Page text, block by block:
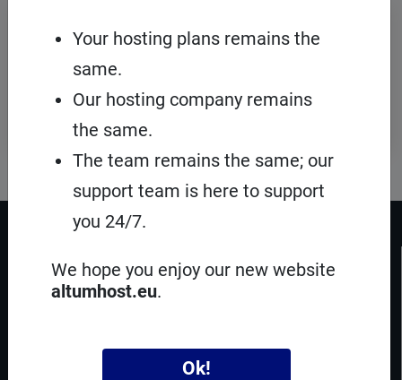
доменів з усього світу. Наші ціни
доступні кожному.
ПРО SMARTHOST
Smarthost Sp. z o.o.
Facebook
TwitterInstagram TikTok
Your hosting plans remains the
same.
Our hosting company remains
the same.
The team remains the same; our
support team is here to support
you 24/7.
We hope you enjoy our new website
altumhost.eu.
Ok!